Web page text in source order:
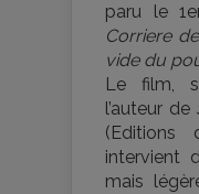
paru le
Corriere
vide du
Le film,
l’auteur de
(Editions
intervient
mais